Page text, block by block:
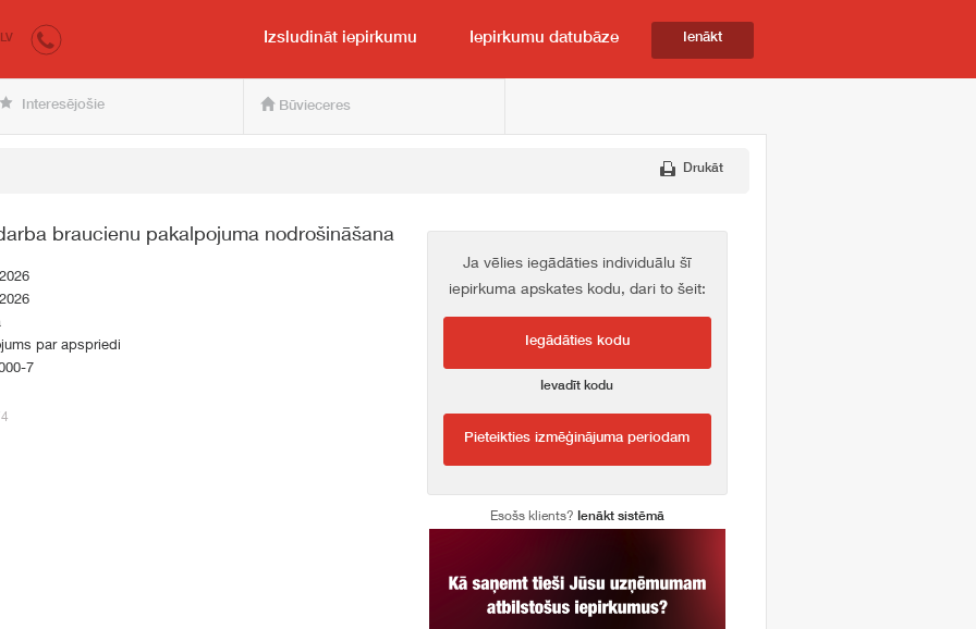
pircējam un pārdevējam
LV Izsludināt iepirkumu Iepirkumu datubāze Ienākt
Interesējošie Būvieceres
Drukāt
braucienu pakalpojuma nodrošināšana
par apspriedi
7
Ja vēlies iegādāties individuālu šī
iepirkuma apskates kodu, dari to šeit:
Iegādāties kodu
Ievadīt kodu
Pieteikties izmēģinājuma periodam
Esošs klients? Ienākt sistēmā